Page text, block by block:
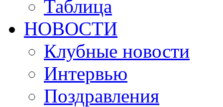
Таблица
НОВОСТИ
Клубные новости
Интервью
Поздравления